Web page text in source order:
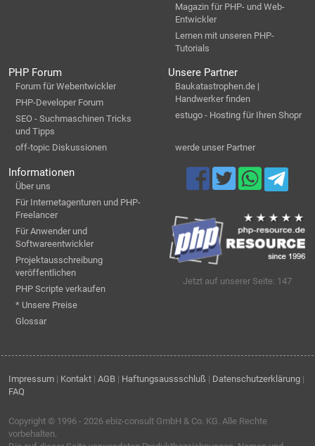
Magazin für PHP- und Web-
Entwickler
Lernen mit unseren PHP-
Tutorials
PHP Forum
Forum für Webentwickler
PHP-Developer Forum
SEO - Suchmaschinen Tricks
und Tipps
off-topic Diskussionen
Unsere Partner
Baukatastrophen.de |
Handwerker finden
estugo - Hosting für Ihren Shopr
werde unser Partner
Informationen
Über uns
Für Internetagenturen und PHP-
Freelancer
Für Anwender und
Softwareentwickler
Projektausschreibung
veröffentlichen
PHP Scripte verkaufen
* Unsere Preise
Glossar
Jetzt auf unserer Seite: 147
Impressum | Kontakt | AGB | Haftungsaussschluß | Datenschutzerklärung |
FAQ
Copyright © 1996 - 2026 ebiz-consult GmbH & Co. KG. Alle Rechte
vorbehalten.